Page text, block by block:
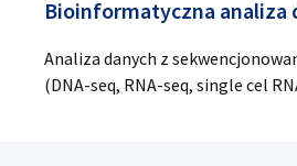
Bioinformatyczna analiza
Analiza danych z
(DNA-seq, RNA-seq, single cel